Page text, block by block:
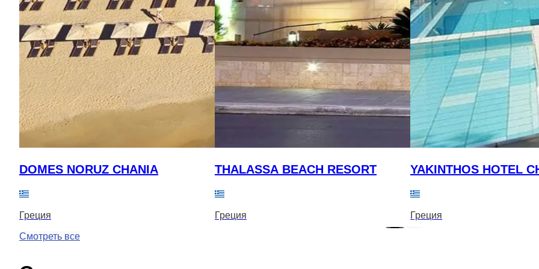
DOMES NORUZ CHANIA
Греция
THALASSA BEACH RESORT
Греция
YAKINTHOS HOTEL
Греция
Смотреть все